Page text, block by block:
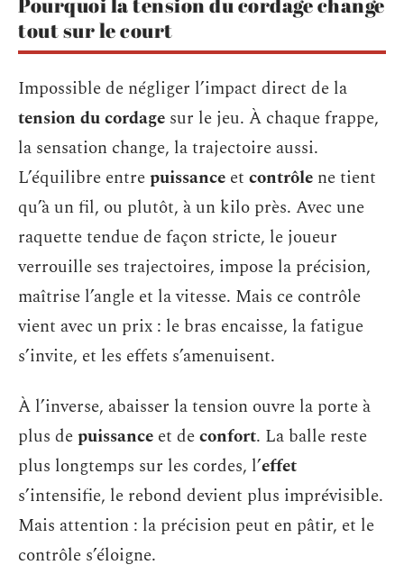
tout sur le court
Impossible de négliger l’impact direct de la
tension du cordage sur le jeu. À chaque frappe,
la sensation change, la trajectoire aussi.
L’équilibre entrepuissance et contrôle ne tient
qu’à un fil, ou plutôt, à un kilo près. Avec une
raquette tendue de façon stricte, le joueur
verrouille ses trajectoires, impose la précision,
maîtrise l’angle et la vitesse. Mais ce contrôle
vient avec un prix : le bras encaisse, la fatigue
s’invite, et les effets s’amenuisent.
À l’inverse, abaisser la tension ouvre la porte à
plus depuissance et deconfort. La balle reste
plus longtemps sur les cordes, l’effet
s’intensifie, le rebond devient plus imprévisible.
Mais attention : la précision peut en pâtir, et le
contrôle s’éloigne.